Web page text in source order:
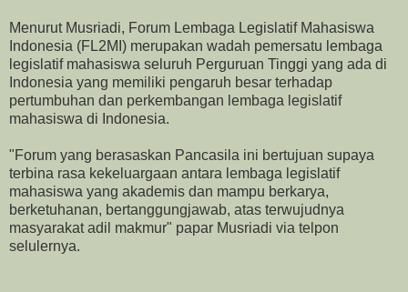
Menurut Musriadi, Forum Lembaga Legislatif Mahasiswa
Indonesia (FL2MI) merupakan wadah pemersatu lembaga
legislatif mahasiswa seluruh Perguruan Tinggi yang ada di
Indonesia yang memiliki pengaruh besar terhadap
pertumbuhan dan perkembangan lembaga legislatif
mahasiswa di Indonesia.
"Forum yang berasaskan Pancasila ini bertujuan supaya
terbina rasa kekeluargaan antara lembaga legislatif
mahasiswa yang akademis dan mampu berkarya,
berketuhanan, bertanggungjawab, atas terwujudnya
masyarakat adil makmur" papar Musriadi via telpon
selulernya.